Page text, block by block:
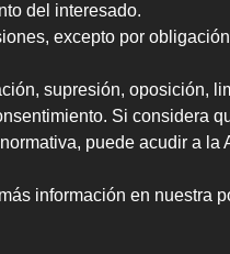
del interesado.
excepto por
supresión, oposición,
Si considera
puede acudir a la
información en nuestra